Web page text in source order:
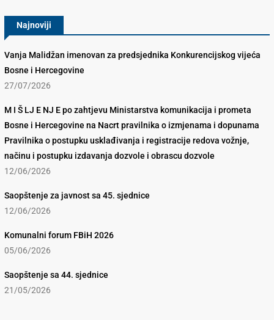
Najnoviji
Vanja Malidžan imenovan za predsjednika Konkurencijskog vijeća
Bosne i Hercegovine
27/07/2026
M I Š LJ E NJ E po zahtjevu Ministarstva komunikacija i prometa
Bosne i Hercegovine na Nacrt pravilnika o izmjenama i dopunama
Pravilnika o postupku usklađivanja i registracije redova vožnje,
načinu i postupku izdavanja dozvole i obrascu dozvole
12/06/2026
Saopštenje za javnost sa 45. sjednice
12/06/2026
Komunalni forum FBiH 2026
05/06/2026
Saopštenje sa 44. sjednice
21/05/2026